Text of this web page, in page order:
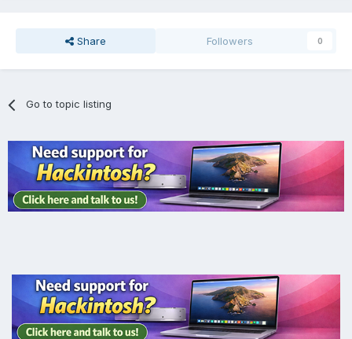
Share Followers 0
Go to topic listing